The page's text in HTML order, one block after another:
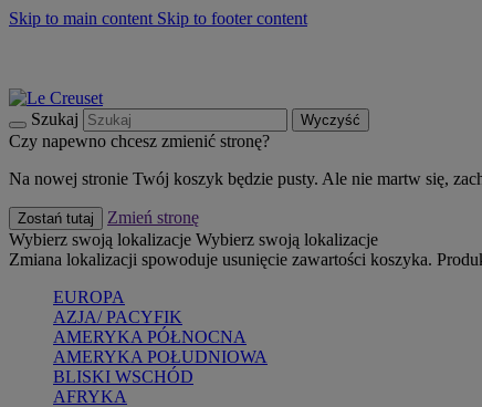
Skip to main content Skip to footer content
Szukaj Wyczyść
Czy napewno chcesz zmienić stronę?
Na nowej stronie Twój koszyk będzie pusty. Ale nie martw się,
Zostań tutaj
Zmień stronę
Wybierz swoją lokalizacje Wybierz swoją lokalizacje
Zmiana lokalizacji spowoduje usunięcie zawartości koszyka.
EUROPA
AZJA/ PACYFIK
AMERYKA PÓŁNOCNA
AMERYKA POŁUDNIOWA
BLISKI WSCHÓD
AFRYKA